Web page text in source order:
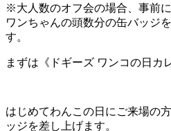
※大人数のオフ会の場合、事前
ワンちゃんの頭数分の缶バッジ
す。
まずは《ドギーズ ワンコの日カ
はじめてわんこの日にご来場の
ッジを差し上げます。